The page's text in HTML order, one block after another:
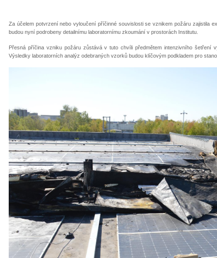
Za účelem potvrzení nebo vyloučení příčinné souvislosti se vznikem požáru zajistila
budou nyní podrobeny detailnímu laboratornímu zkoumání v prostorách Institutu.
Přesná příčina vzniku požáru zůstává v tuto chvíli předmětem intenzivního šetření
Výsledky laboratorních analýz odebraných vzorků budou klíčovým podkladem pro